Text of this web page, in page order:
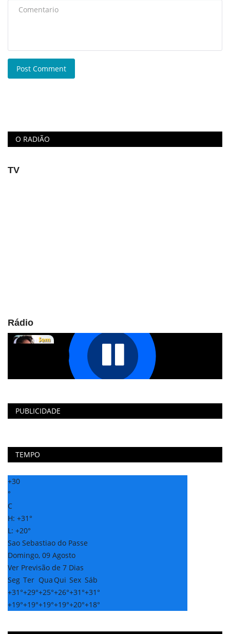
Post Comment
O RADIÃO
TV
Rádio
PUBLICIDADE
TEMPO
+30
°
C
H: +31°
L: +20°
Sao Sebastiao do Passe
Domingo, 09 Agosto
Ver Previsão de 7 Dias
Seg Ter Qua Qui Sex Sáb
+31°+29°+25°+26°+31°+31°
+19°+19°+19°+19°+20°+18°